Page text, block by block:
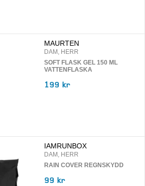
MAURTEN
DAM, HERR
SOFT FLASK GEL 150 ML
VATTENFLASKA
199 kr
IAMRUNBOX
DAM, HERR
RAIN COVER REGNSKYDD
99 kr